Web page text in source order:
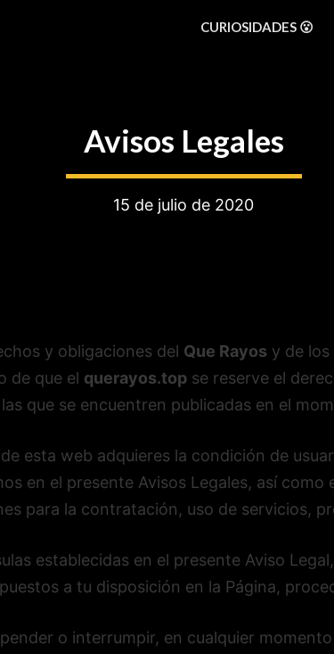
CURIOSIDADES 😮
Avisos Legales
15 de julio de 2020
y obligaciones del Que Rayos y de
de que el querayos.topse reserve el
que se encuentren publicadas en el
esta web adquieres la condición de
en el presente Avisos Legales, así
para la contratación, uso de servicios,
establecidas en el presente Aviso
a tu disposición en la Página,
o interrumpir, en cualquier